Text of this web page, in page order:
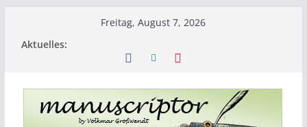
Freitag, August 7, 2026
Aktuelles: